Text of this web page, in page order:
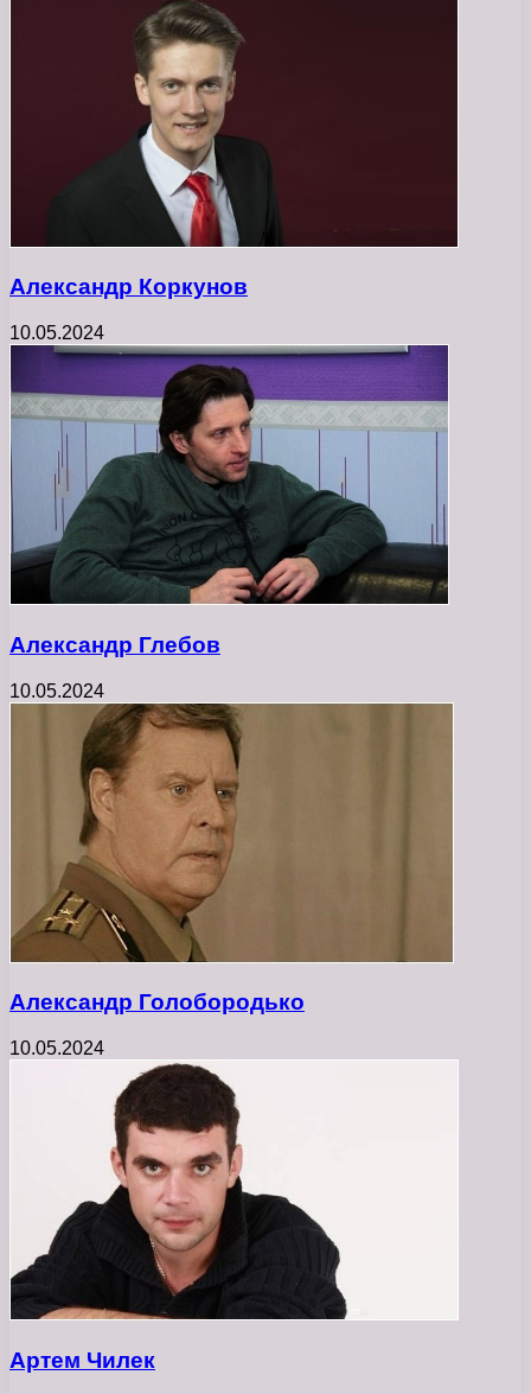
Александр Коркунов
10.05.2024
Александр Глебов
10.05.2024
Александр Голобородько
10.05.2024
Артем Чилек